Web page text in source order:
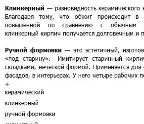
Клинкерный — разновидность керамического
Благодаря тому, что обжиг происходит в
повышенной по сравнению с обычным
клинкерный кирпич получается долговечным
Ручной формовки — это эстетичный,
«под старину». Имитирует старинный
складками, нечеткой формой. Применяется для
фасадов, в интерьерах. У него четыре рабочих
+
керамический
клинкерный
ручной формовки